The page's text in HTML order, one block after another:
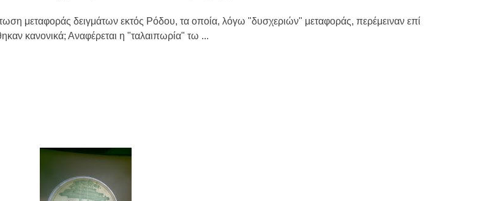
μεταφοράς δειγμάτων εκτός Ρόδου, τα οποία, λόγω "δυσχεριών" μεταφοράς, περέμειναν επί
κανονικά; Αναφέρεται η "ταλαιπωρία" τω ...